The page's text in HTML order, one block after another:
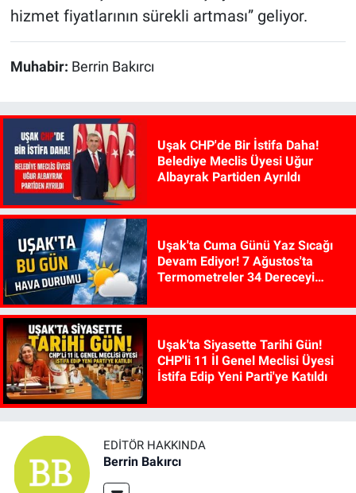
hizmet fiyatlarının sürekli artması” geliyor.
Muhabir: Berrin Bakırcı
Uşak CHP'de Bir İstifa Daha!
Belediye Meclis Üyesi Uğur
Albayrak Partiden Ayrıldı
Uşak'ta Cuma Günü Yaz Sıcağı
Devam Ediyor! 7 Ağustos'ta
Termometreler 34 Dereceyi
Uşak'ta Siyasette Tarihi Gün!
CHP'li 11 İl Genel Meclisi Üyesi
İstifa Edip Yeni Parti'ye Katıldı
EDITÖR HAKKINDA
Berrin Bakırcı